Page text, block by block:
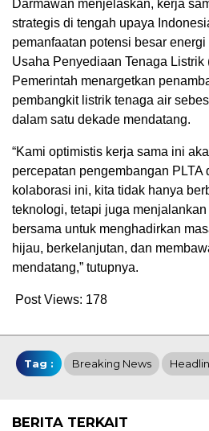
Darmawan menjelaskan, kerja
strategis di tengah upaya
pemanfaatan potensi besar
Usaha Penyediaan Tenaga
Pemerintah menargetkan
pembangkit listrik tenaga air
dalam satu dekade mendatang.
“Kami optimistis kerja sama ini
percepatan pengembangan PLTA
kolaborasi ini, kita tidak hanya
teknologi, tetapi juga
bersama untuk menghadirkan
hijau, berkelanjutan, dan
mendatang,” tutupnya.
Post Views: 178
Tag : Breaking News
BERITA TERKAIT